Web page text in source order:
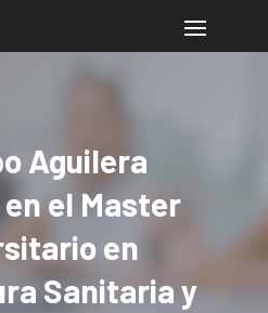
Aguilera
el Master
en
Sanitaria y